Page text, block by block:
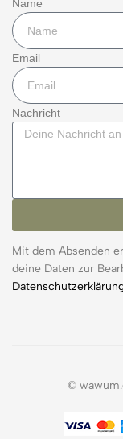
Name
Email
Nachricht
Mit dem Absenden
deine Daten zur
©